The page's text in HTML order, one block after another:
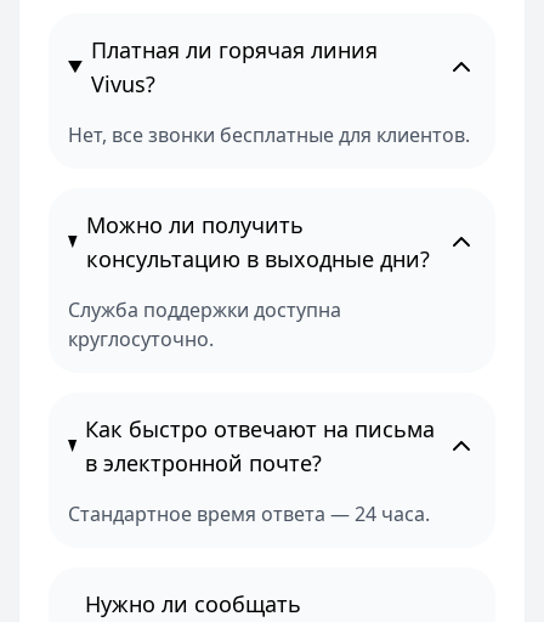
Платная ли горячая линия
Vivus?
Нет, все звонки бесплатные для клиентов.
Можно ли получить
консультацию в выходные дни?
Служба поддержки доступна
круглосуточно.
Как быстро отвечают на письма
в электронной почте?
Стандартное время ответа — 24 часа.
Нужно ли сообщать